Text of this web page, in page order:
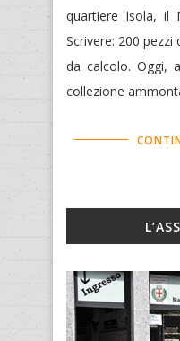
quartiere Isola, il
Scrivere: 200
da calcolo. Oggi,
collezione